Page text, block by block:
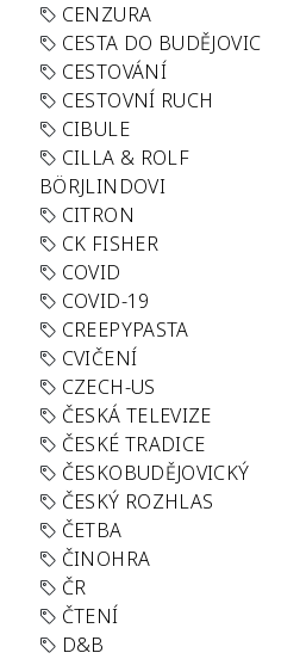
CENZURA
CESTA DO BUDĚJOVIC
CESTOVÁNÍ
CESTOVNÍ RUCH
CIBULE
CILLA & ROLF
BÖRJLINDOVI
CITRON
CK FISHER
COVID
COVID-19
CREEPYPASTA
CVIČENÍ
CZECH-US
ČESKÁ TELEVIZE
ČESKÉ TRADICE
ČESKOBUDĚJOVICKÝ
ČESKÝ ROZHLAS
ČETBA
ČINOHRA
ČR
ČTENÍ
D&B